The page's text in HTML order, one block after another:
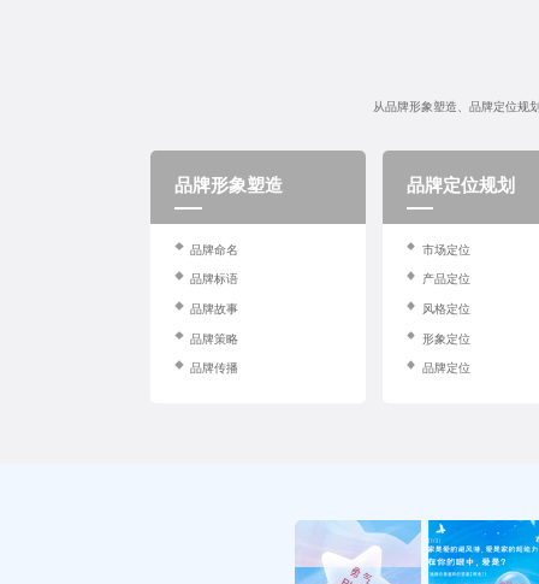
从品牌形象塑造、品牌定位规
品牌形象塑造
品牌命名
品牌标语
品牌故事
品牌策略
品牌传播
品牌定位规划
市场定位
产品定位
风格定位
形象定位
品牌定位